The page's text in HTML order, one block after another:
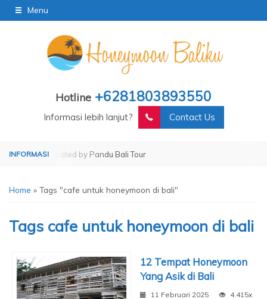
Menu
Hotline +6281803893550
Informasi lebih lanjut? Contact Us
Operated by Pandu Bali Tour
Home » Tags "cafe untuk honeymoon di bali"
Tags cafe untuk honeymoon di bali
12 Tempat Honeymoon
Yang Asik di Bali
11 Februari 2025
4.415x